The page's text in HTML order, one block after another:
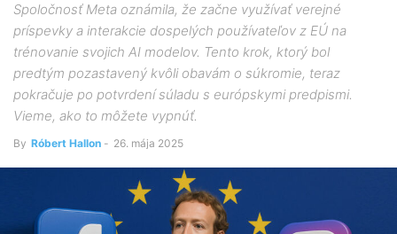
Spoločnosť Meta oznámila, že začne využívať verejné
príspevky a interakcie dospelých používateľov z EÚ na
trénovanie svojich AI modelov. Tento krok, ktorý bol
predtým pozastavený kvôli obavám o súkromie, teraz
pokračuje po potvrdení súladu s európskymi predpismi.​
Vieme, ako to môžete vypnúť.
By Róbert Hallon - 26. mája 2025